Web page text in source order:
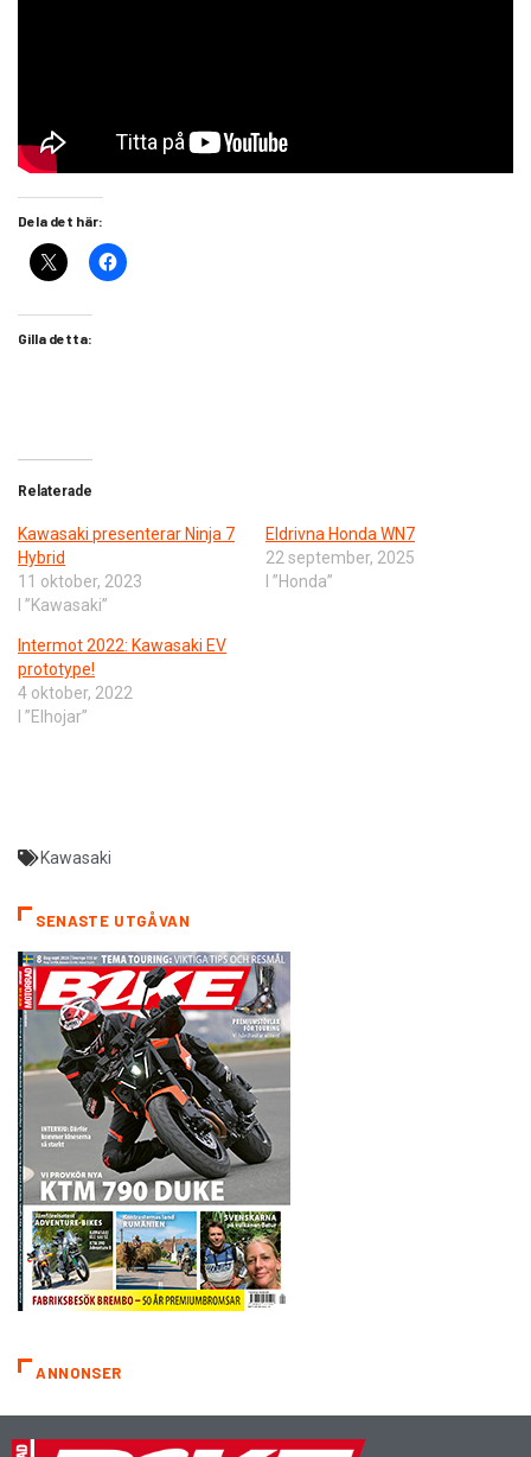
Dela det här:
Gilla detta:
Relaterade
Kawasaki presenterar Ninja 7
Hybrid
11 oktober, 2023
I ”Kawasaki”
Eldrivna Honda WN7
22 september, 2025
I ”Honda”
Intermot 2022: Kawasaki EV
prototype!
4 oktober, 2022
I ”Elhojar”
Kawasaki
SENASTE UTGÅVAN
ANNONSER